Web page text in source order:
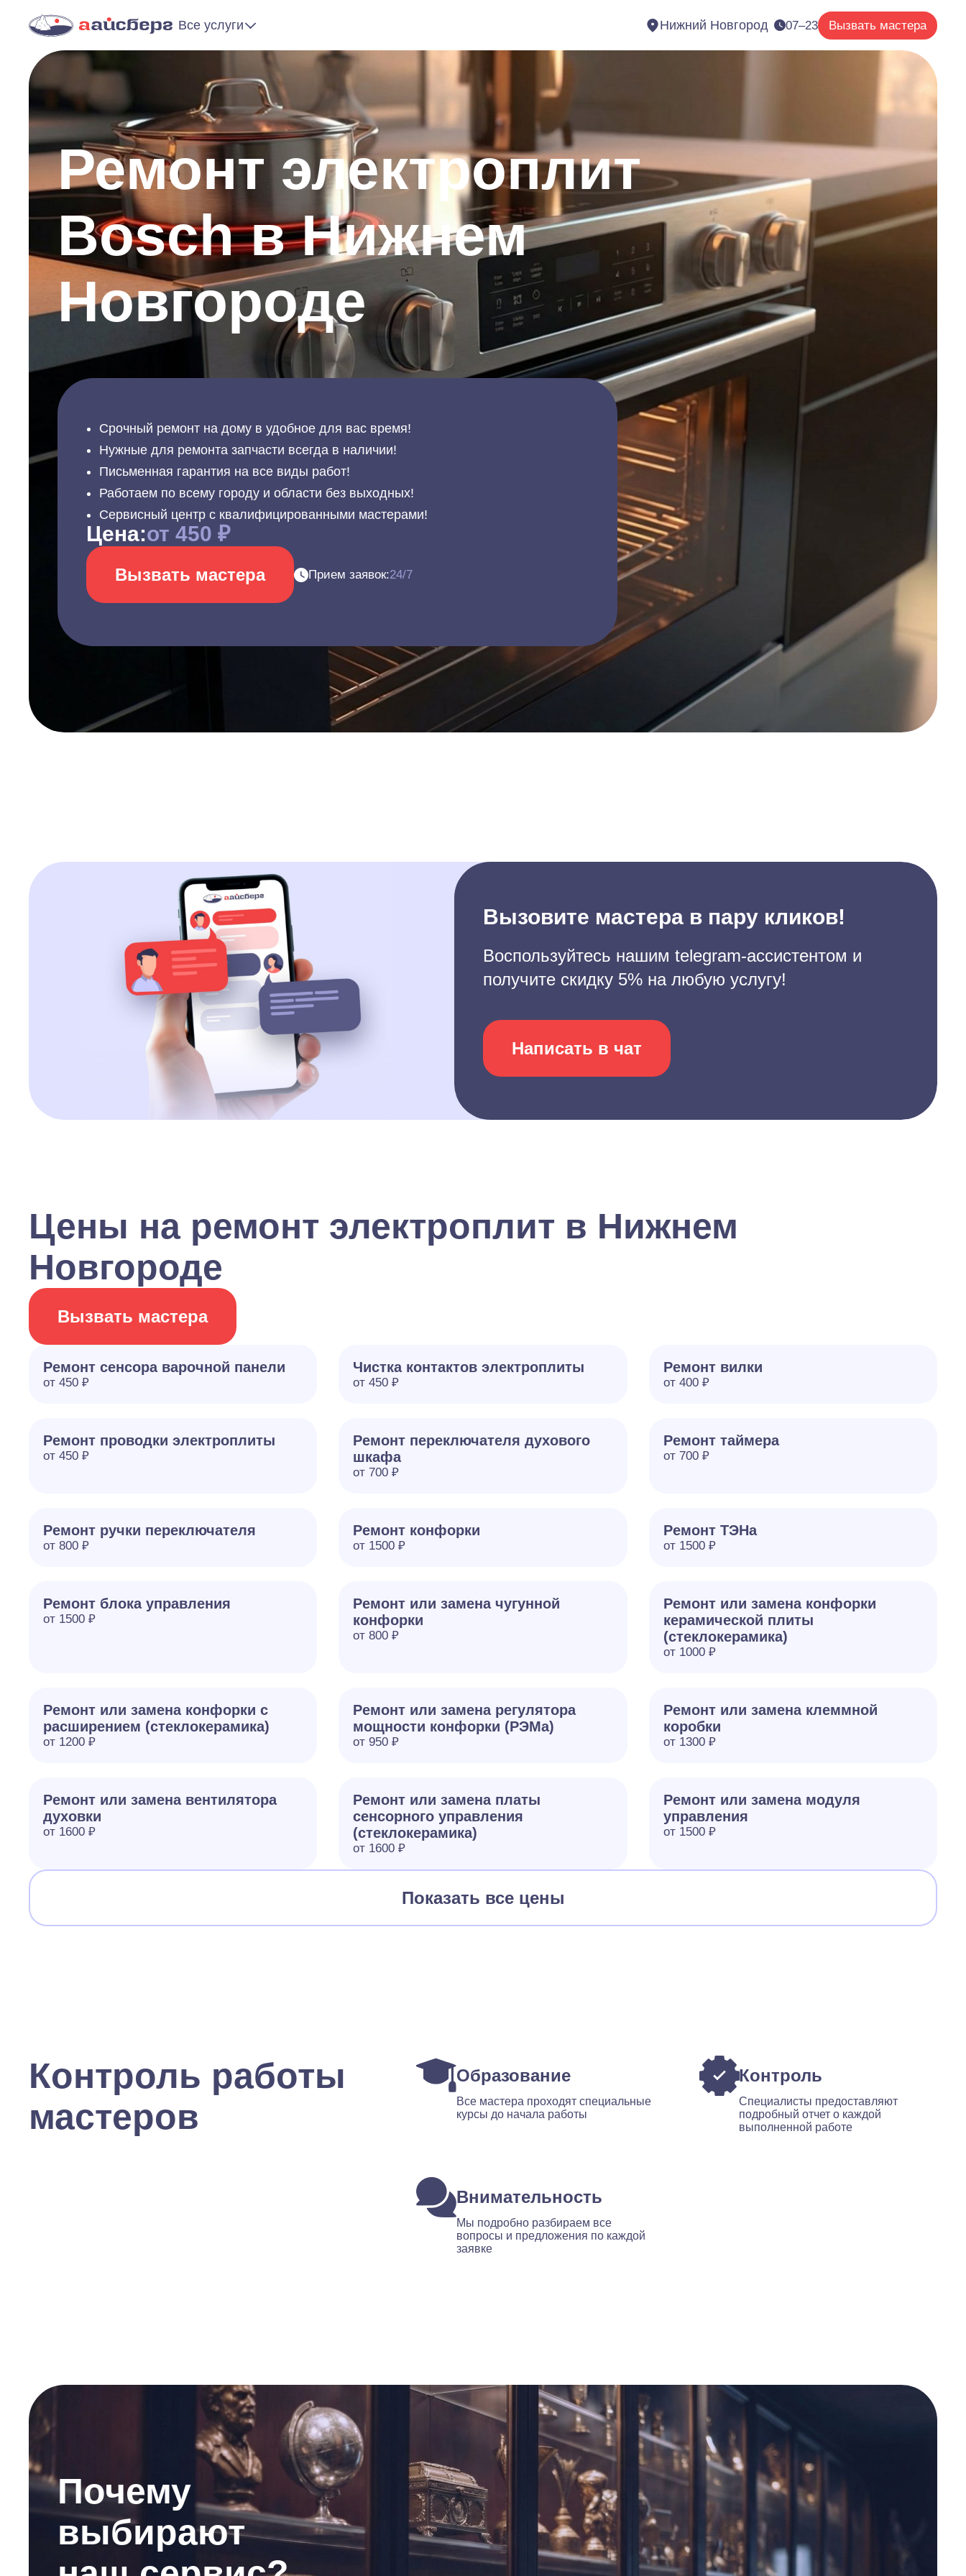
Все услуги Нижний Новгород 07–23 Вызвать мастера
Ремонт электроплит
Bosch в Нижнем
Новгороде
Срочный ремонт на дому в удобное для вас время!
Нужные для ремонта запчасти всегда в наличии!
Письменная гарантия на все виды работ!
Работаем по всему городу и области без выходных!
Сервисный центр с квалифицированными мастерами!
Цена:от 450 ₽
Вызвать мастера Прием заявок:24/7
Вызовите мастера в пару кликов!
Воспользуйтесь нашим telegram-ассистентом и
получите скидку 5% на любую услугу!
Написать в чат
Цены на ремонт электроплит в Нижнем
Новгороде
Вызвать мастера
Ремонт сенсора варочной панели
от 450 ₽
Чистка контактов электроплиты
от 450 ₽
Ремонт вилки
от 400 ₽
Ремонт проводки электроплиты
от 450 ₽
Ремонт переключателя духового
шкафа
от 700 ₽
Ремонт таймера
от 700 ₽
Ремонт ручки переключателя
от 800 ₽
Ремонт конфорки
от 1500 ₽
Ремонт ТЭНа
от 1500 ₽
Ремонт блока управления
от 1500 ₽
Ремонт или замена чугунной
конфорки
от 800 ₽
Ремонт или замена конфорки
керамической плиты
(стеклокерамика)
от 1000 ₽
Ремонт или замена конфорки с
расширением (стеклокерамика)
от 1200 ₽
Ремонт или замена регулятора
мощности конфорки (РЭМа)
от 950 ₽
Ремонт или замена клеммной
коробки
от 1300 ₽
Ремонт или замена вентилятора
духовки
от 1600 ₽
Ремонт или замена платы
сенсорного управления
(стеклокерамика)
от 1600 ₽
Ремонт или замена модуля
управления
от 1500 ₽
Показать все цены
Контроль работы
мастеров
Образование
Все мастера проходят специальные
курсы до начала работы
Контроль
Специалисты предоставляют
подробный отчет о каждой
выполненной работе
Внимательность
Мы подробно разбираем все
вопросы и предложения по каждой
заявке
Почему
выбирают